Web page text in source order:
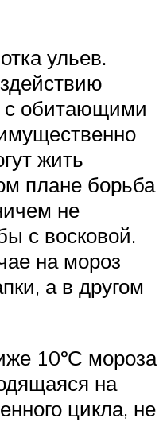
ульев.
с обитающими
жить
плане борьба
не
с восковой.
на мороз
а в другом
10ºС мороза
на
цикла, не